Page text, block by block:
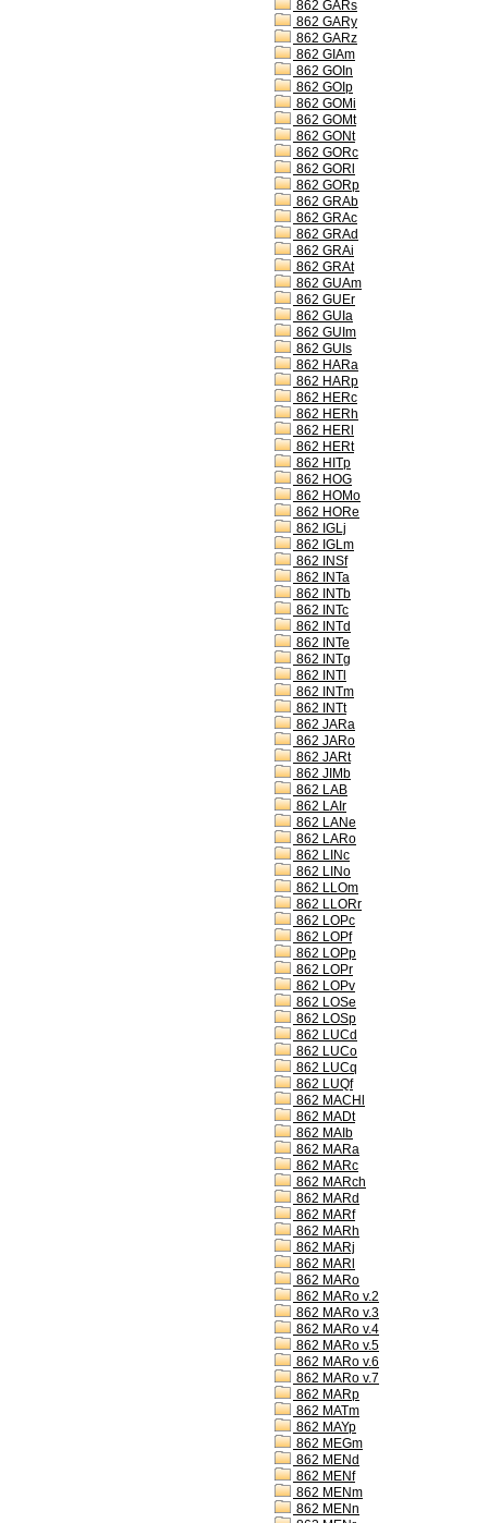
862 GARs
862 GARy
862 GARz
862 GIAm
862 GOIn
862 GOIp
862 GOMi
862 GOMt
862 GONt
862 GORc
862 GORl
862 GORp
862 GRAb
862 GRAc
862 GRAd
862 GRAi
862 GRAt
862 GUAm
862 GUEr
862 GUIa
862 GUIm
862 GUIs
862 HARa
862 HARp
862 HERc
862 HERh
862 HERl
862 HERt
862 HITp
862 HOG
862 HOMo
862 HORe
862 IGLj
862 IGLm
862 INSf
862 INTa
862 INTb
862 INTc
862 INTd
862 INTe
862 INTg
862 INTl
862 INTm
862 INTt
862 JARa
862 JARo
862 JARt
862 JIMb
862 LAB
862 LAIr
862 LANe
862 LARo
862 LINc
862 LINo
862 LLOm
862 LLORr
862 LOPc
862 LOPf
862 LOPp
862 LOPr
862 LOPv
862 LOSe
862 LOSp
862 LUCd
862 LUCo
862 LUCq
862 LUQf
862 MACHl
862 MADt
862 MAIb
862 MARa
862 MARc
862 MARch
862 MARd
862 MARf
862 MARh
862 MARj
862 MARl
862 MARo
862 MARo v.2
862 MARo v.3
862 MARo v.4
862 MARo v.5
862 MARo v.6
862 MARo v.7
862 MARp
862 MATm
862 MAYp
862 MEGm
862 MENd
862 MENf
862 MENm
862 MENn